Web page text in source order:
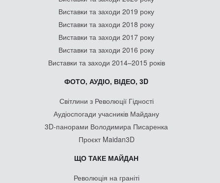
Виставки та заходи 2019 року
Виставки та заходи 2018 року
Виставки та заходи 2017 року
Виставки та заходи 2016 року
Виставки та заходи 2014–2015 років
ФОТО, АУДІО, ВІДЕО, 3D
Світлини з Революції Гідності
Аудіоспогади учасників Майдану
3D-панорами Володимира Писаренка
Проєкт Maidan3D
ЩО ТАКЕ МАЙДАН
Революція на граніті